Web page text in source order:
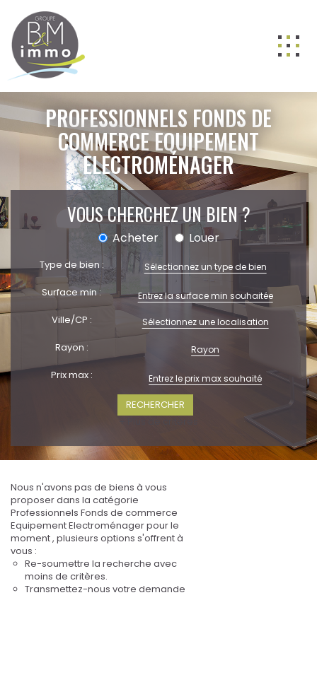
ACHETER
LOUER
VENDRE
GESTION
NOS AGENCES
Nos équipes
BIENS VENDUS
PROFESSIONNELS FONDS DE
COMMERCE EQUIPEMENT
ELECTROMÉNAGER
VOUS CHERCHEZ UN BIEN ?
Acheter Louer
Type de bien : Sélectionnez un type de bien
Surface min :
Ville/CP : Sélectionnez une localisation
Rayon : Rayon
Prix max :
Nous n'avons pas de biens à vous
proposer dans la catégorie
Professionnels Fonds de commerce
Equipement Electroménager pour le
moment , plusieurs options s'offrent à
vous :
Re-soumettre la recherche avec
moins de critères.
Transmettez-nous votre demande